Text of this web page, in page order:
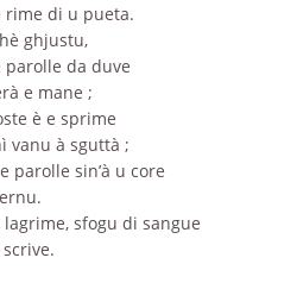
rime di u pueta.
ghjustu,
parolle da duve
e mane ;
è e sprime
vanu à sguttà ;
parolle sin’à u core
lagrime, sfogu di sangue